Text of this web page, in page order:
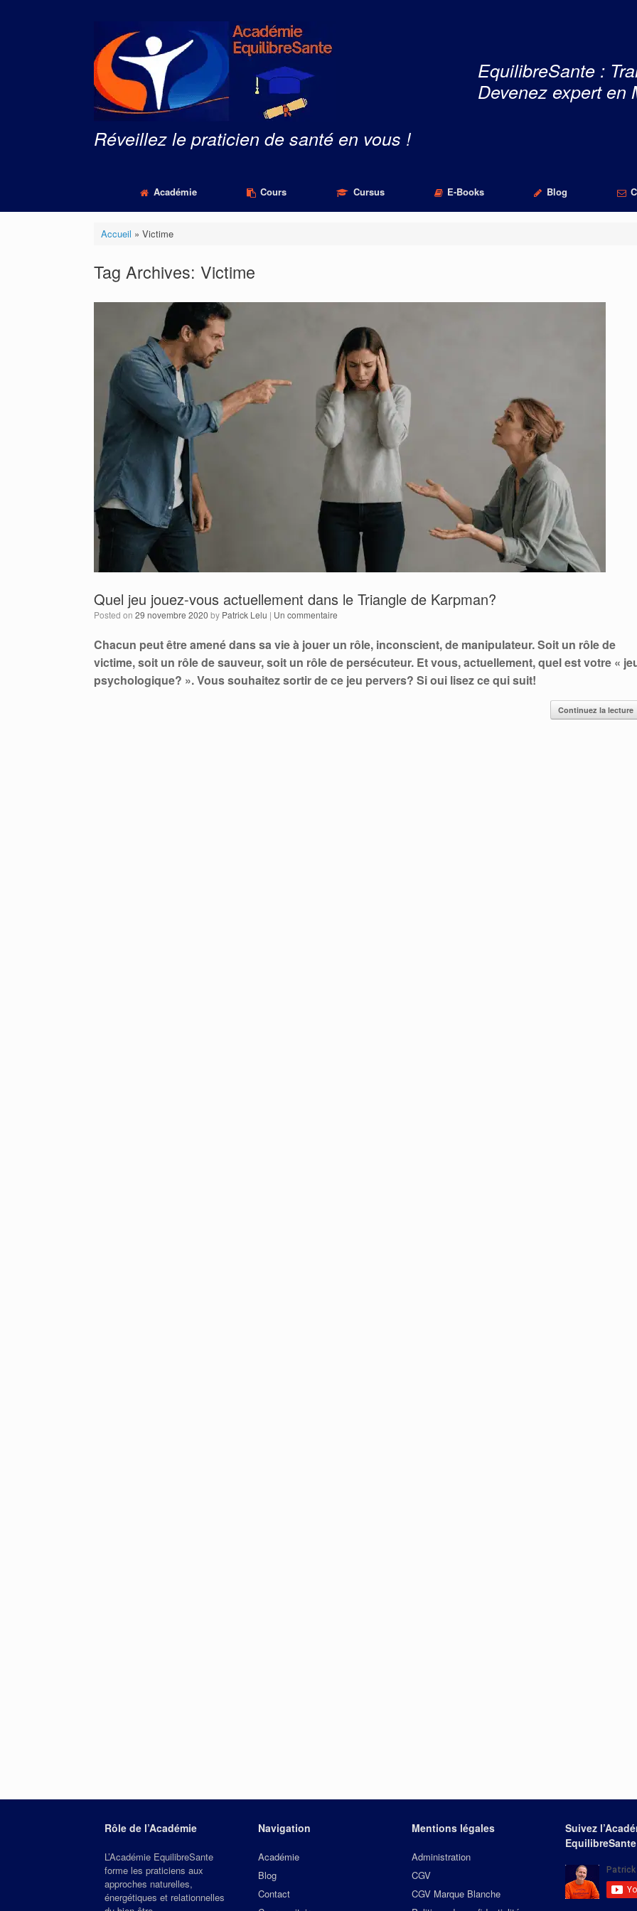
Réveillez le praticien de santé en vous !
EquilibreSante :
Devenez expert en
Académie Cours Cursus E-Books Blog
Accueil » Victime
Tag Archives: Victime
Quel jeu jouez-vous actuellement dans le Triangle de Karpman?
Posted on 29 novembre 2020 by Patrick Lelu | Un commentaire
Chacun peut être amené dans sa vie à jouer un rôle, inconscient, de manipulateur. Soit un rôle de
victime, soit un rôle de sauveur, soit un rôle de persécuteur. Et vous, actuellement, quel est votre «
psychologique? ». Vous souhaitez sortir de ce jeu pervers? Si oui lisez ce qui suit!
Continuez la lecture
Rôle de l’Académie
L’Académie EquilibreSante
forme les praticiens aux
approches naturelles,
énergétiques et relationnelles
Navigation
Académie
Blog
Contact
Mentions légales
Administration
CGV
CGV Marque Blanche
Suivez
EquilibreSante